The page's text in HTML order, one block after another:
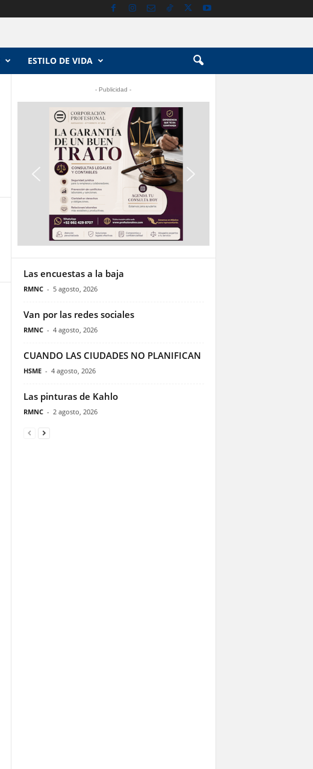
ESTILO DE VIDA
- Publicidad -
Las encuestas a la baja
RMNC - 5 agosto, 2026
Van por las redes sociales
RMNC - 4 agosto, 2026
CUANDO LAS CIUDADES NO PLANIFICAN
HSME - 4 agosto, 2026
Las pinturas de Kahlo
RMNC - 2 agosto, 2026